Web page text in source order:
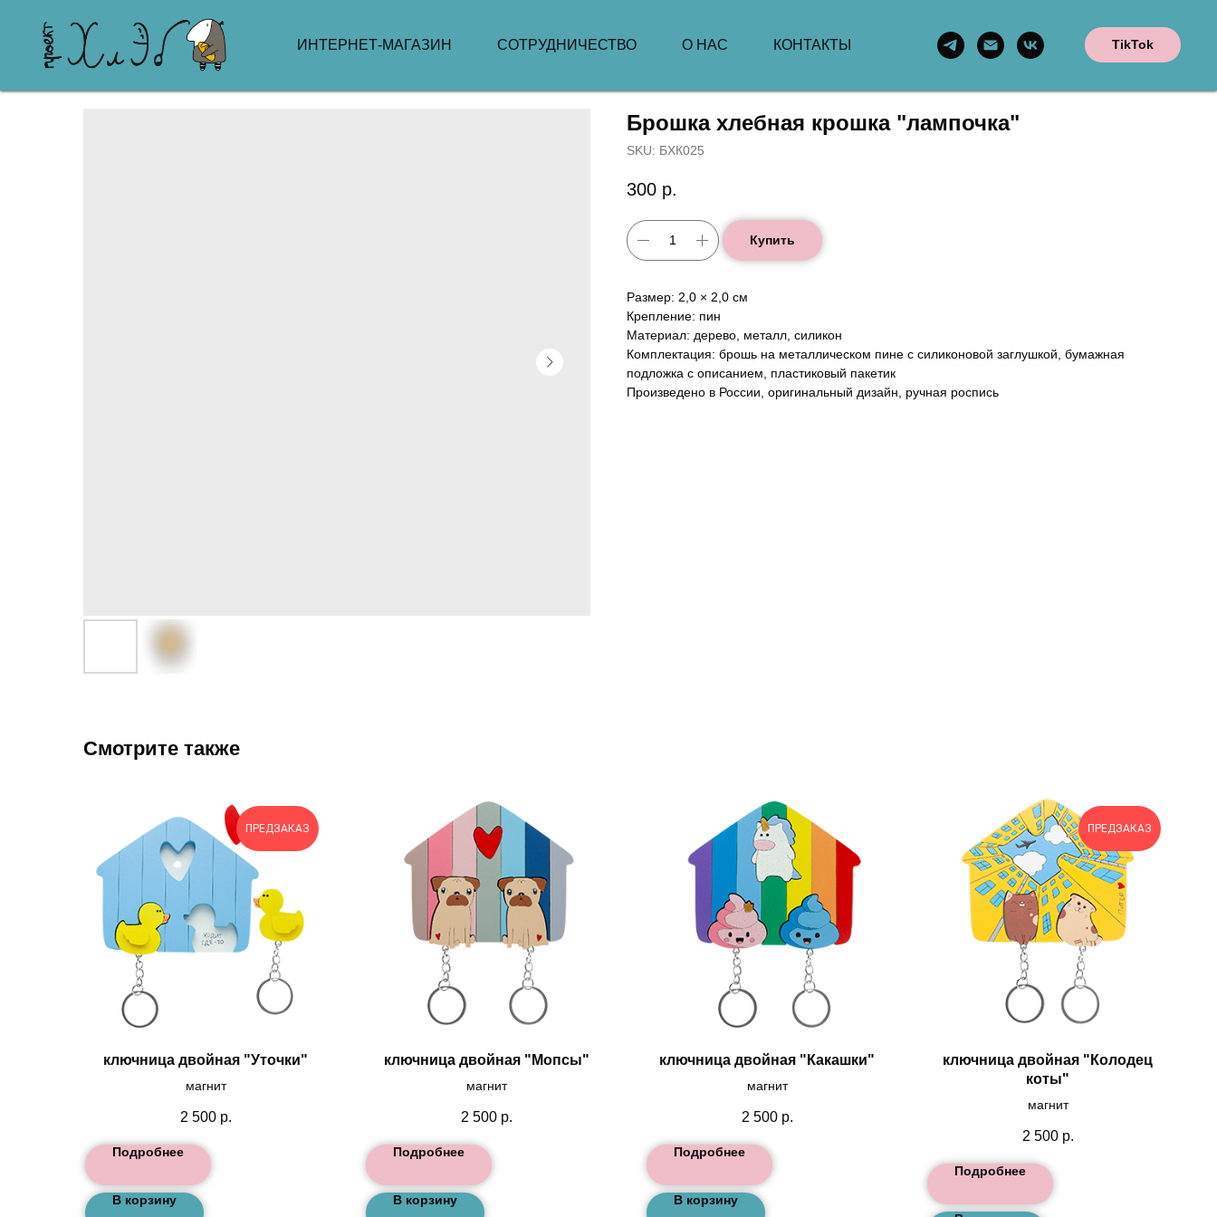
ИНТЕРНЕТ-МАГАЗИН СОТРУДНИЧЕСТВО О НАС КОНТАКТЫ TikTok
Брошка хлебная крошка "лампочка"
SKU: БХК025
300 р.
Купить
Размер: 2,0 × 2,0 см
Крепление: пин
Материал: дерево, металл, силикон
Комплектация: брошь на металлическом пине с силиконовой заглушкой, бумажная
подложка с описанием, пластиковый пакетик
Произведено в России, оригинальный дизайн, ручная роспись
Смотрите также
ПРЕДЗАКАЗ
ключница двойная "Уточки"
магнит
2 500 р.
Подробнее
В корзину
ключница двойная "Мопсы"
магнит
2 500 р.
Подробнее
В корзину
ключница двойная "Какашки"
магнит
2 500 р.
Подробнее
В корзину
ПРЕДЗАКАЗ
ключница двойная "Колодец
коты"
магнит
2 500 р.
Подробнее